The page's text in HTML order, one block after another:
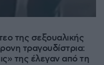
της σεξουαλικής
τραγουδίστρια:
της έλεγαν από τη